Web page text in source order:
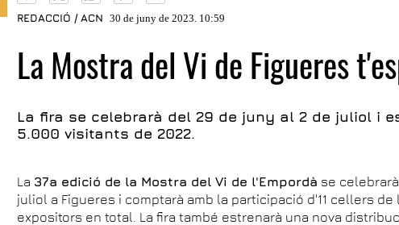
REDACCIÓ / ACN 30 de juny de 2023. 10:59
La Mostra del Vi de Figueres
La fira se celebrarà del 29 de juny al 2 de juliol i
5.000 visitants de 2022.
La 37a edició de la Mostra del Vi de l'Empordà se
juliol a Figueres i comptarà amb la participació d'11 cellers de
expositors en total. La fira també estrenarà una nova